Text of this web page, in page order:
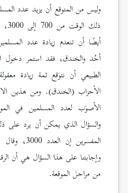
وليس من المتوقع أن يزيد عدد
أيضًا أن تنعدم زيادة عدد
أحُد والخندق، فقد استمر دخول
الطبيعي أن نتوَقع ثمة زيادة
الأحزاب (الخندق). ومن هذين
والسؤال الذي يمكن أن يرد
وإجابتنا على هذا السؤال هي أن
من مراحل الموقعة.